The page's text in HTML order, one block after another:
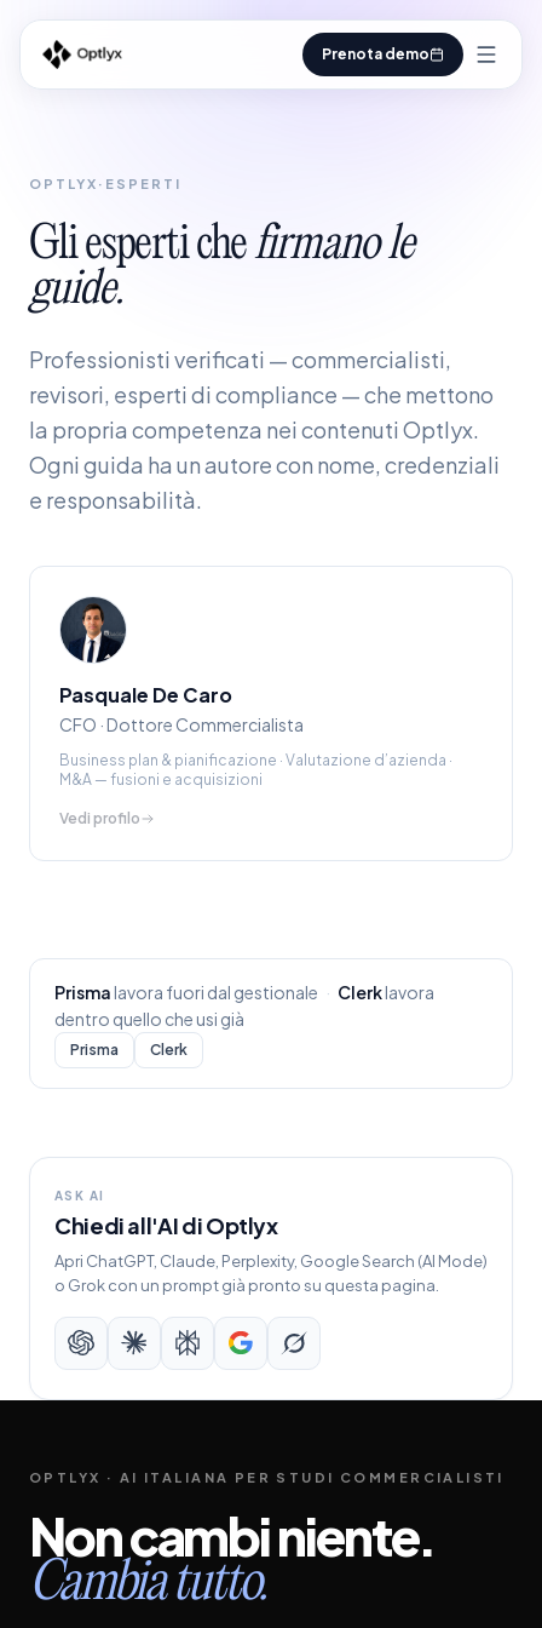
Prenota demo
OPTLYX · ESPERTI
Gliespertichefirmanole
guide.
Professionisti verificati — commercialisti,
revisori, esperti di compliance — che mettono
la propria competenza nei contenuti Optlyx.
Ogni guida ha un autore con nome, credenziali
e responsabilità.
Pasquale De Caro
CFO · Dottore Commercialista
Business plan & pianificazione · Valutazione d’azienda ·
M&A — fusioni e acquisizioni
Vedi profilo
Prismalavora fuori dal gestionale · Clerklavora
dentro quello che usi già
Prisma Clerk
ASK AI
Chiedi all'AI di Optlyx
Apri ChatGPT, Claude, Perplexity, Google Search (AI Mode)
o Grok con un prompt già pronto su questa pagina.
OPTLYX · AI ITALIANA PER STUDI COMMERCIALISTI
Noncambiniente.
Cambia tutto.